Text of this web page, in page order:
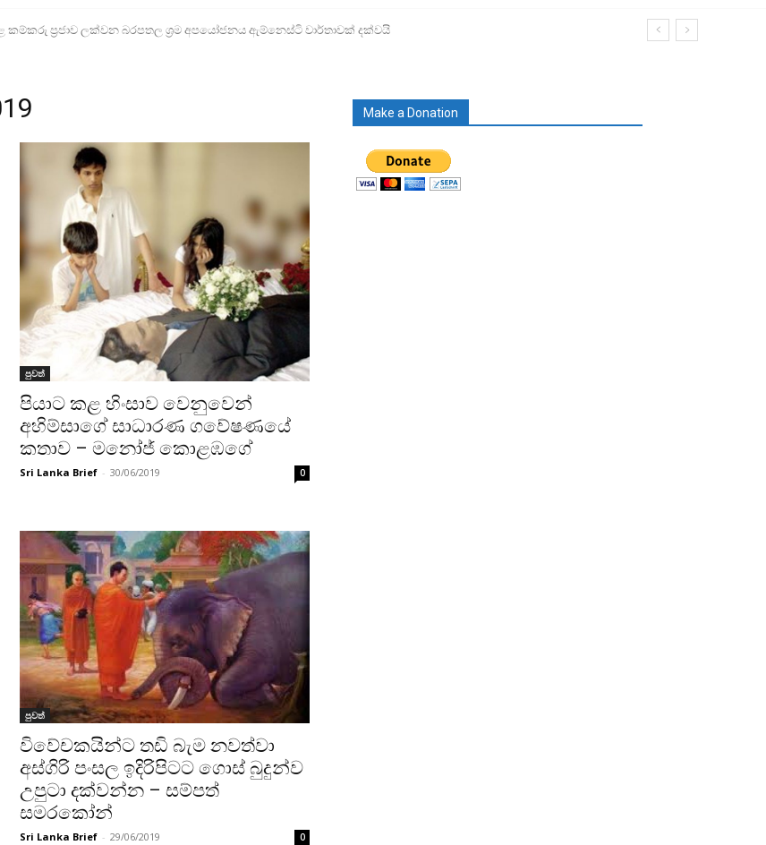
ප්‍රජාව ලක්වන බරපතල ශ්‍රම අපයෝජනය ඇම්නෙස්ටි වාර්තාවක් දක්වයි
පැමිණිලි 300ක්!
පුවත්
පියාට කළ හිංසාව වෙනුවෙන් ‌
අහිම්සාගේ සාධාරණ ගවේෂණ‌යේ
කතාව – මනෝජ් කොළඹගේ
Sri Lanka Brief - 30/06/2019 0
පුවත්
විවේචකයින්ට තඩි බැම නවත්වා
අස්ගිරි පංසල ඉදිරිපිටට ගොස් බුදුන්ව
උපුටා දක්වන්න – සම්පත්
සමරකෝන්
Sri Lanka Brief - 29/06/2019 0
Make a Donation